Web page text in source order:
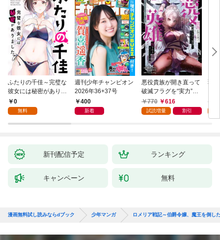
ふたりの千佳～完璧な
彼女には秘密がありま
した(1)
0
無料
週刊少年チャンピオン
2026年36+37号
400
新着
悪役貴族が開き直って
破滅フラグを“実力”で
叩き折っていたら、い
つの間にかヒロイン達
770 616
試読増量 割引
弱
新刊配信予定 ランキング
キャンペーン 無料
漫画無料試し読みならdブック 少年マンガ ロメリア戦記～伯爵令嬢、魔王を倒し